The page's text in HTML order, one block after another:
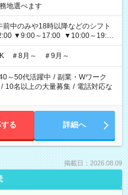
地選べます
前中のみや18時以降などのシフト
＃8月～ ＃9月～
～50代活躍中 / 副業・Wワーク
/ 10名以上の大量募集 / 電話対応な
る 詳細へ
掲載日：2026.08.09